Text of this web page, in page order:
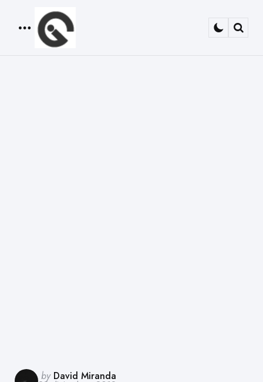
Menu
Posted
by David Miranda